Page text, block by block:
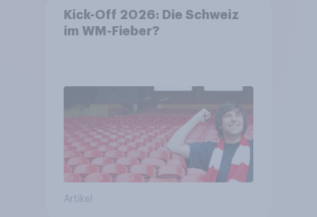
Kick-Off 2026: Die Schweiz
im WM-Fieber?​
Artikel